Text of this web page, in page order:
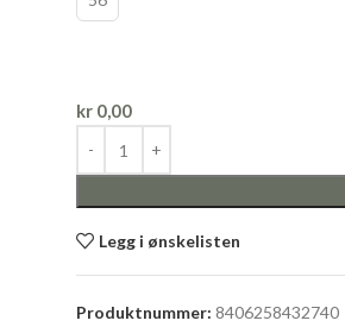
kr0,00
Legg i ønskelisten
Produktnummer: 8406258432740